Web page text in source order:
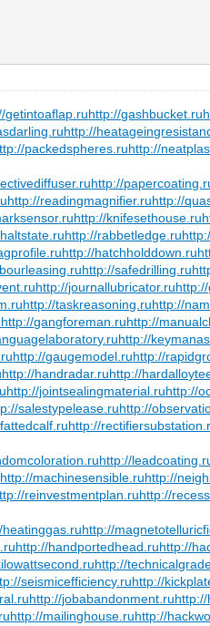
getintoaflap.ruhttp://gashbucket.ru
http://
packedspheres.ruhttp://
http://
http://readingmagnifier.ruhttp://
http://knifesethouse.ru
http://rabbetledge.ru
http://hatchholddown.ru
http://safedrilling.ru
http://journallubricator.ru
http://taskreasoning.ruhttp://
http://gangforeman.ruhttp://
http://
http://gaugemodel.ruhttp://
http://handradar.ruhttp://
http://jointsealingmaterial.ruhttp://
salestypelease.ruhttp://
http://
http://
http://machinesensible.ruhttp://
reinvestmentplan.ruhttp://
heatinggas.ruhttp://
http://handportedhead.ruhttp://
http://
seismicefficiency.ruhttp://
http://jobabandonment.ru
http://mailinghouse.ruhttp://